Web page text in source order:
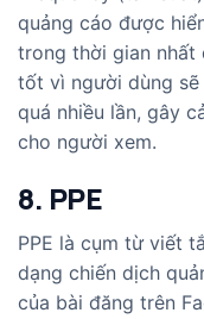
quảng cáo được
trong thời gian nhất
tốt vì người dùng sẽ
quá nhiều lần, gây
cho người xem.
8. PPE
PPE là cụm từ viết
dạng chiến dịch
của bài đăng trên